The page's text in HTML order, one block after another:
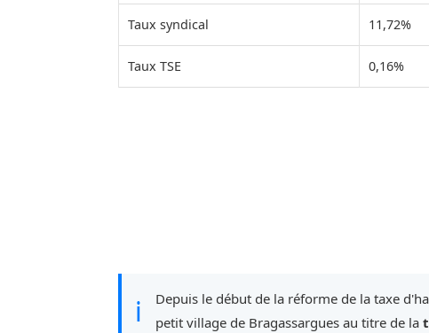
Taux syndical 11,72%
Taux TSE 0,16%
ℹ
Depuis le début de la réforme de la taxe
petit village de Bragassargues au titre de la